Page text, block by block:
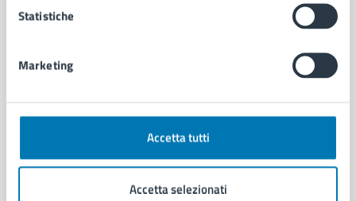
Statistiche
Marketing
Accetta tutti
Accetta selezionati
Municipalità